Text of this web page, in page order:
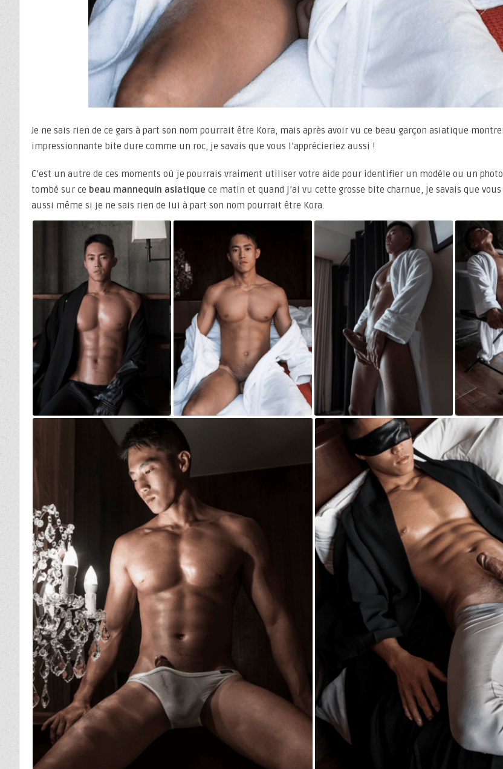
Je ne sais rien de ce gars à part son nom pourrait être Kora, mais après avoir vu ce beau garçon asiatique
impressionnante bite dure comme un roc, je savais que vous l’apprécieriez aussi !
C’est un autre de ces moments où je pourrais vraiment utiliser votre aide pour identifier un modèle ou un
tombé sur ce beau mannequin asiatique ce matin et quand j’ai vu cette grosse bite charnue, je savais que
aussi même si je ne sais rien de lui à part son nom pourrait être Kora.